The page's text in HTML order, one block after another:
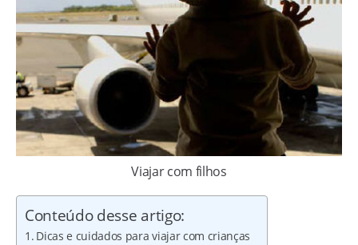
Viajar com filhos
Conteúdo desse artigo:
Dicas e cuidados para viajar com crianças